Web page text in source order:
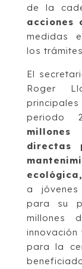
de la
acciones
medidas
los
El
Roger
periodo
directas
ecológica,
a
para su
millones
innovación
para la